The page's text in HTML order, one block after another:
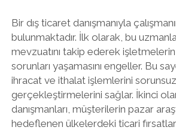
Bir dış ticaret danışmanıyla
bulunmaktadır. İlk olarak, bu
mevzuatını takip ederek
sorunları yaşamasını engeller. Bu
ihracat ve ithalat işlemlerini
gerçekleştirmelerini sağlar. İkinci
danışmanları, müşterilerin pazar
hedeflenen ülkelerdeki ticari